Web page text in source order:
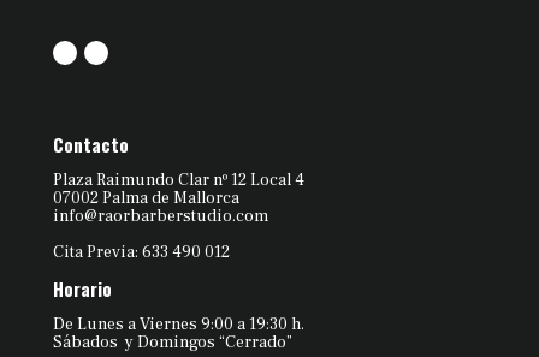
Contacto
Plaza Raimundo Clar nº 12 Local 4
07002 Palma de Mallorca
info@raorbarberstudio.com
Cita Previa: 633 490 012
Horario
De Lunes a Viernes 9:00 a 19:30 h.
Sábados y Domingos “Cerrado”